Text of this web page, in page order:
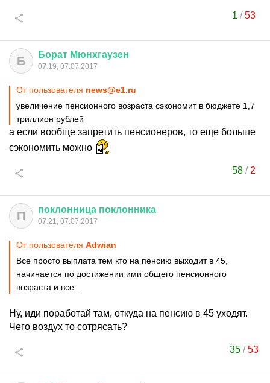
1 /53
Б Борат Мюнхгаузен
07:19, 07.07.2017
От пользователя news@e1.ru
увеличение пенсионного возраста сэкономит в бюджете 1,7
триллион рублей
а если вообще запретить пенсионеров, то еще больше
сэкономить можно
58 / 2
П поклонница поклонника
07:21, 07.07.2017
От пользователя Adwian
Все просто выплата тем кто на пенсию выходит в 45,
начинается по достижении ими общего пенсионного
возраста и все...
Ну, иди поработай там, откуда на пенсию в 45 уходят.
Чего воздух то сотрясать?
35/53